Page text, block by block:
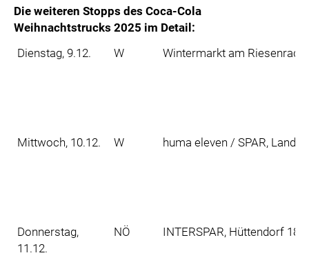
Die weiteren Stopps des Coca-Cola
Weihnachtstrucks 2025 im Detail:
Dienstag, 9.12.
W Wintermarkt am
Mittwoch, 10.12. W huma eleven / SPAR,
Donnerstag,
11.12.
NÖ INTERSPAR, Hüttendorf